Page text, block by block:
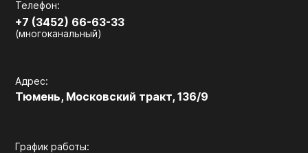
Телефон:
+7 (3452) 66-63-33
(многоканальный)
Адрес:
Тюмень, Московский тракт, 136/9
График работы: